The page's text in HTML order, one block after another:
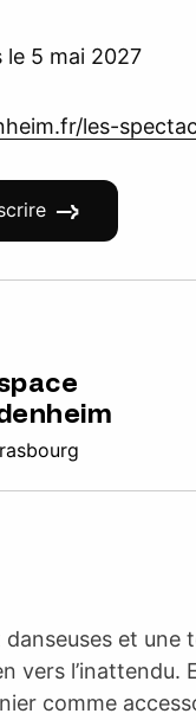
le 5 mai 2027
les-
danseuses et une
vers l’inattendu.
comme